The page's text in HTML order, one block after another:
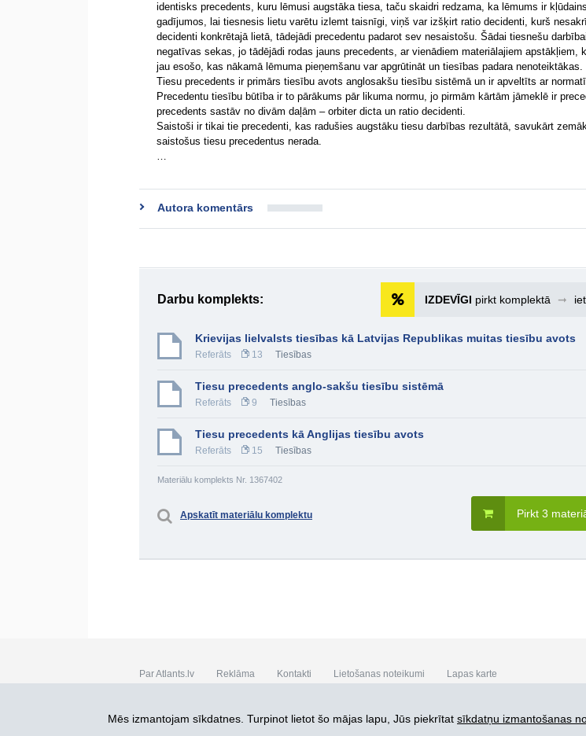
identisks precedents, kuru lēmusi augstāka tiesa, taču skaidri redzama, ka lēmums ir
gadījumos, lai tiesnesis lietu varētu izlemt taisnīgi, viņš var izšķirt ratio decidenti, kurš
decidenti konkrētajā lietā, tādejādi precedentu padarot sev nesaistošu. Šādai tiesnešu
negatīvas sekas, jo tādējādi rodas jauns precedents, ar vienādiem materiālajiem apstākļiem,
jau esošo, kas nākamā lēmuma pieņemšanu var apgrūtināt un tiesības padara nenoteiktākas.
Tiesu precedents ir primārs tiesību avots anglosakšu tiesību sistēmā un ir apveltīts ar
Precedentu tiesību būtība ir to pārākums pār likuma normu, jo pirmām kārtām jāmeklē ir
precedents sastāv no divām daļām – orbiter dicta un ratio decidenti.
Saistoši ir tikai tie precedenti, kas radušies augstāku tiesu darbības rezultātā, savukārt
saistošus tiesu precedentus nerada.
…
Autora komentārs
Darbu komplekts: IZDEVĪGI pirkt komplektā ➞
Krievijas lielvalsts tiesības kā Latvijas Republikas muitas tiesību avots
Referāts 13 Tiesības
Tiesu precedents anglo-sakšu tiesību sistēmā
Referāts 9 Tiesības
Tiesu precedents kā Anglijas tiesību avots
Referāts 15 Tiesības
Materiālu komplekts Nr. 1367402
Pirkt 3
Apskatīt materiālu komplektu
Par Atlants.lv Reklāma Kontakti Lietošanas noteikumi Lapas karte
SIA „CDI” © 2002 - 2026
Mēs izmantojam sīkdatnes. Turpinot lietot šo mājas lapu, Jūs piekrītat sīkdatņu izmantošanas